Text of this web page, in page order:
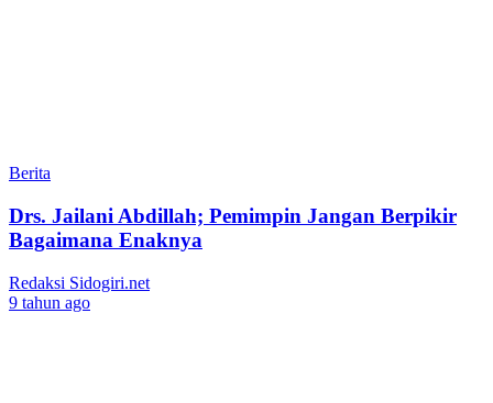
Berita
Drs. Jailani Abdillah; Pemimpin Jangan Berpikir
Bagaimana Enaknya
Redaksi Sidogiri.net
9 tahun ago